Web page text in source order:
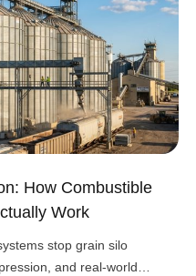
How Combustible
Work
stop grain silo
and real-world